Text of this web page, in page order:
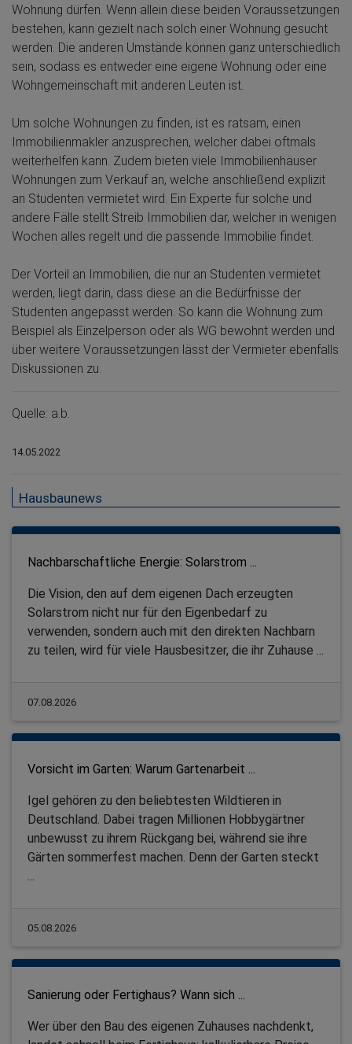
Wohnung dürfen. Wenn allein diese beiden Voraussetzungen
bestehen, kann gezielt nach solch einer Wohnung gesucht
werden. Die anderen Umstände können ganz unterschiedlich
sein, sodass es entweder eine eigene Wohnung oder eine
Wohngemeinschaft mit anderen Leuten ist.
Um solche Wohnungen zu finden, ist es ratsam, einen
Immobilienmakler anzusprechen, welcher dabei oftmals
weiterhelfen kann. Zudem bieten viele Immobilienhäuser
Wohnungen zum Verkauf an, welche anschließend explizit
an Studenten vermietet wird. Ein Experte für solche und
andere Fälle stellt Streib Immobilien dar, welcher in wenigen
Wochen alles regelt und die passende Immobilie findet.
Der Vorteil an Immobilien, die nur an Studenten vermietet
werden, liegt darin, dass diese an die Bedürfnisse der
Studenten angepasst werden. So kann die Wohnung zum
Beispiel als Einzelperson oder als WG bewohnt werden und
über weitere Voraussetzungen lässt der Vermieter ebenfalls
Diskussionen zu.
Quelle: a.b.
14.05.2022
Hausbaunews
Nachbarschaftliche Energie: Solarstrom ...
Die Vision, den auf dem eigenen Dach erzeugten
Solarstrom nicht nur für den Eigenbedarf zu
verwenden, sondern auch mit den direkten Nachbarn
zu teilen, wird für viele Hausbesitzer, die ihr Zuhause ...
07.08.2026
Vorsicht im Garten: Warum Gartenarbeit ...
Igel gehören zu den beliebtesten Wildtieren in
Deutschland. Dabei tragen Millionen Hobbygärtner
unbewusst zu ihrem Rückgang bei, während sie ihre
Gärten sommerfest machen. Denn der Garten steckt
05.08.2026
Sanierung oder Fertighaus? Wann sich ...
Wer über den Bau des eigenen Zuhauses nachdenkt,